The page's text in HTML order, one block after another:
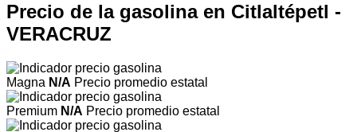
Precio de la gasolina en Citlaltépetl -
VERACRUZ
Magna N/A Precio promedio estatal
Premium N/A Precio promedio estatal